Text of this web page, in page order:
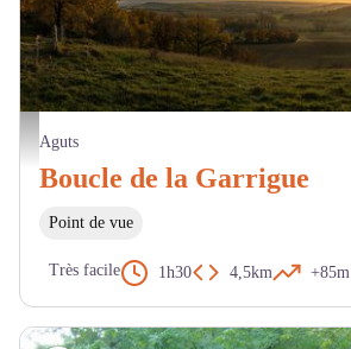
Paysage - Pays de Cocagne
Aguts
Boucle de la Garrigue
Point de vue
Très facile 1h30 4,5km +85m